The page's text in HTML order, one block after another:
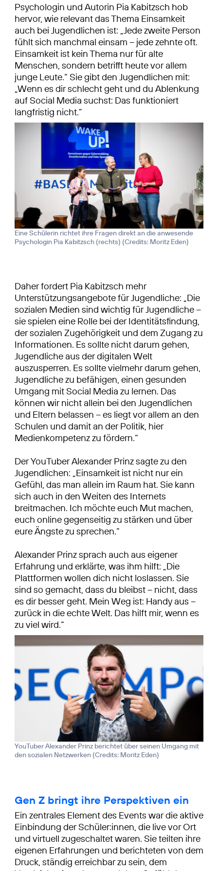
Psychologin und Autorin Pia Kabitzsch hob
hervor, wie relevant das Thema Einsamkeit
auch bei Jugendlichen ist: „Jede zweite Person
fühlt sich manchmal einsam – jede zehnte oft.
Einsamkeit ist kein Thema nur für alte
Menschen, sondern betrifft heute vor allem
junge Leute.“ Sie gibt den Jugendlichen mit:
„Wenn es dir schlecht geht und du Ablenkung
auf Social Media suchst: Das funktioniert
langfristig nicht.”
Eine Schülerin richtet ihre Fragen direkt an die anwesende
Psychologin Pia Kabitzsch (rechts) (Credits: Moritz Eden)
Daher fordert Pia Kabitzsch mehr
Unterstützungsangebote für Jugendliche: „Die
sozialen Medien sind wichtig für Jugendliche –
sie spielen eine Rolle bei der Identitätsfindung,
der sozialen Zugehörigkeit und dem Zugang zu
Informationen. Es sollte nicht darum gehen,
Jugendliche aus der digitalen Welt
auszusperren. Es sollte vielmehr darum gehen,
Jugendliche zu befähigen, einen gesunden
Umgang mit Social Media zu lernen. Das
können wir nicht allein bei den Jugendlichen
und Eltern belassen – es liegt vor allem an den
Schulen und damit an der Politik, hier
Medienkompetenz zu fördern.“
Der YouTuber Alexander Prinz sagte zu den
Jugendlichen: „Einsamkeit ist nicht nur ein
Gefühl, das man allein im Raum hat. Sie kann
sich auch in den Weiten des Internets
breitmachen. Ich möchte euch Mut machen,
euch online gegenseitig zu stärken und über
eure Ängste zu sprechen.“
Alexander Prinz sprach auch aus eigener
Erfahrung und erklärte, was ihm hilft: „Die
Plattformen wollen dich nicht loslassen. Sie
sind so gemacht, dass du bleibst – nicht, dass
es dir besser geht. Mein Weg ist: Handy aus –
zurück in die echte Welt. Das hilft mir, wenn es
zu viel wird.“
YouTuber Alexander Prinz berichtet über seinen Umgang mit
den sozialen Netzwerken (Credits: Moritz Eden)
Gen Z bringt ihre Perspektiven ein
Ein zentrales Element des Events war die aktive
Einbindung der Schüler:innen, die live vor Ort
und virtuell zugeschaltet waren. Sie teilten ihre
eigenen Erfahrungen und berichteten von dem
Druck, ständig erreichbar zu sein, dem